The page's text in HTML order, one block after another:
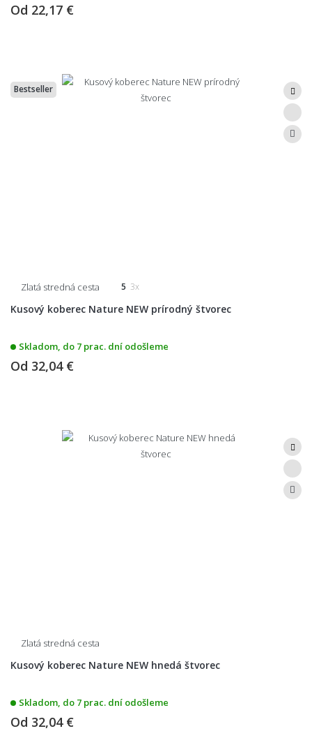
Od 22,17 €
Bestseller
Zlatá stredná cesta 5 3x
Kusový koberec Nature NEW prírodný štvorec
Skladom, do 7 prac. dní odošleme
Od 32,04 €
Zlatá stredná cesta
Kusový koberec Nature NEW hnedá štvorec
Skladom, do 7 prac. dní odošleme
Od 32,04 €